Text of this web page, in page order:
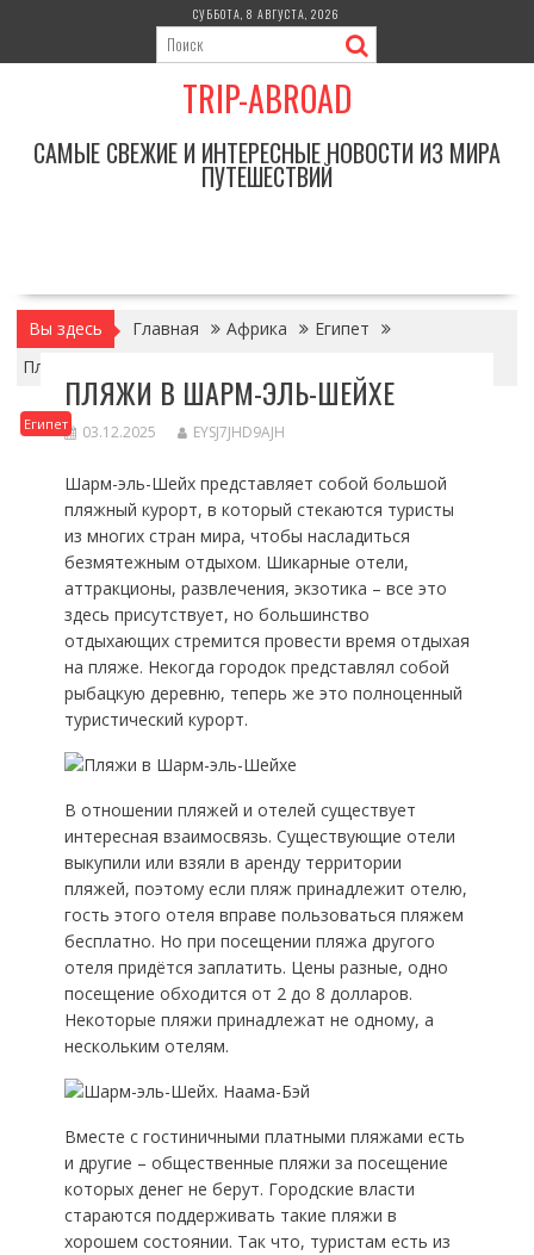
содержимому
СУББОТА, 8 АВГУСТА, 2026
TRIP-ABROAD
САМЫЕ СВЕЖИЕ И ИНТЕРЕСНЫЕ НОВОСТИ ИЗ МИРА
ПУТЕШЕСТВИЙ
Вы здесь Главная Африка
Египет
Пляжи в Шарм-эль-Шейхе
Египет
ПЛЯЖИ В ШАРМ-ЭЛЬ-ШЕЙХЕ
03.12.2025 EYSJ7JHD9AJH
Шарм-эль-Шейх представляет собой большой
пляжный курорт, в который стекаются туристы
из многих стран мира, чтобы насладиться
безмятежным отдыхом. Шикарные отели,
аттракционы, развлечения, экзотика – все это
здесь присутствует, но большинство
отдыхающих стремится провести время отдыхая
на пляже. Некогда городок представлял собой
рыбацкую деревню, теперь же это полноценный
туристический курорт.
В отношении пляжей и отелей существует
интересная взаимосвязь. Существующие отели
выкупили или взяли в аренду территории
пляжей, поэтому если пляж принадлежит отелю,
гость этого отеля вправе пользоваться пляжем
бесплатно. Но при посещении пляжа другого
отеля придётся заплатить. Цены разные, одно
посещение обходится от 2 до 8 долларов.
Некоторые пляжи принадлежат не одному, а
нескольким отелям.
Вместе с гостиничными платными пляжами есть
и другие – общественные пляжи за посещение
которых денег не берут. Городские власти
стараются поддерживать такие пляжи в
хорошем состоянии. Так что, туристам есть из